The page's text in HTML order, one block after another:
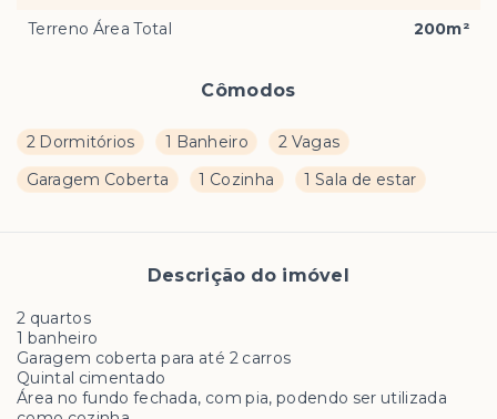
Cômodos
2 Dormitórios 1 Banheiro
2 Vagas
Garagem Coberta
1 Cozinha 1 Sala de estar
Descrição do imóvel
2 quartos
1 banheiro
Garagem coberta para até 2 carros
Quintal cimentado
Área no fundo fechada, com pia, podendo ser utilizada
Terreno Área Total
200m²